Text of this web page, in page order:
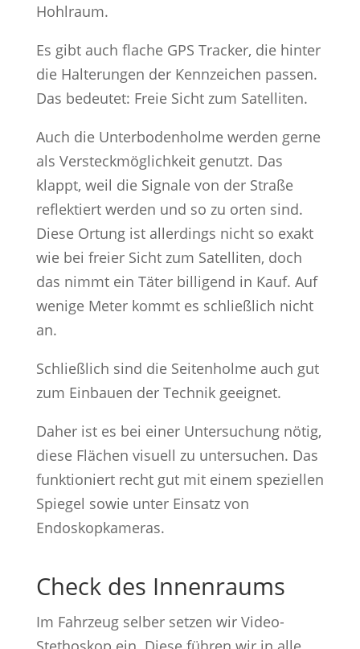
Hohlraum.
Es gibt auch flache GPS Tracker, die hinter
die Halterungen der Kennzeichen passen.
Das bedeutet: Freie Sicht zum Satelliten.
Auch die Unterbodenholme werden gerne
als Versteckmöglichkeit genutzt. Das
klappt, weil die Signale von der Straße
reflektiert werden und so zu orten sind.
Diese Ortung ist allerdings nicht so exakt
wie bei freier Sicht zum Satelliten, doch
das nimmt ein Täter billigend in Kauf. Auf
wenige Meter kommt es schließlich nicht
an.
Schließlich sind die Seitenholme auch gut
zum Einbauen der Technik geeignet.
Daher ist es bei einer Untersuchung nötig,
diese Flächen visuell zu untersuchen. Das
funktioniert recht gut mit einem speziellen
Spiegel sowie unter Einsatz von
Endoskopkameras.
Check des Innenraums
Im Fahrzeug selber setzen wir Video-